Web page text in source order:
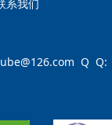
系我们
Q